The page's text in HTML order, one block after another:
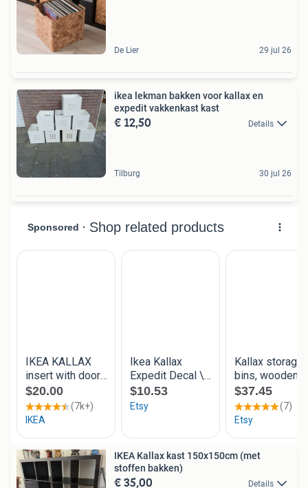
De Lier 29 jul 26
ikea lekman bakken voor kallax en
expedit vakkenkast kast
€ 12,50 Details
Tilburg 30 jul 26
IKEA Kallax kast 150x150cm (met
stoffen bakken)
€ 35,00 Details